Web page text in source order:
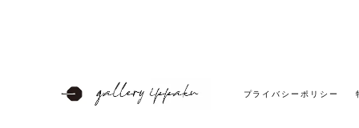
プライバシーポリシー